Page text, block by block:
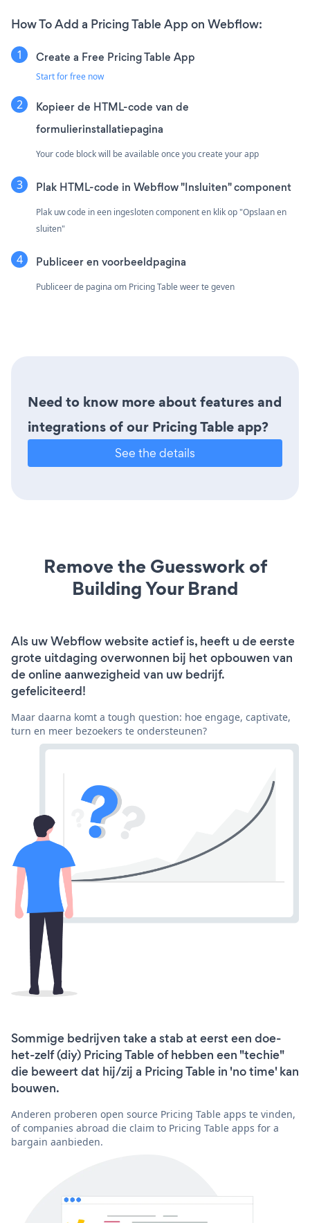
How To Add a Pricing Table App on Webflow:
Create a Free Pricing Table App
Start for free now
Kopieer de HTML-code van de
formulierinstallatiepagina
Your code block will be available once you create your app
Plak HTML-code in Webflow "Insluiten" component
Plak uw code in een ingesloten component en klik op "Opslaan en
sluiten"
Publiceer en voorbeeldpagina
Publiceer de pagina om Pricing Table weer te geven
Need to know more about features and
integrations of our Pricing Table app?
See the details
Remove the Guesswork of
Building Your Brand
Als uw Webflow website actief is, heeft u de eerste
grote uitdaging overwonnen bij het opbouwen van
de online aanwezigheid van uw bedrijf.
gefeliciteerd!
Maar daarna komt a tough question: hoe engage, captivate,
turn en meer bezoekers te ondersteunen?
Sommige bedrijven take a stab at eerst een doe-
het-zelf (diy) Pricing Table of hebben een "techie"
die beweert dat hij/zij a Pricing Table in 'no time' kan
bouwen.
Anderen proberen open source Pricing Table apps te vinden,
of companies abroad die claim to Pricing Table apps for a
bargain aanbieden.